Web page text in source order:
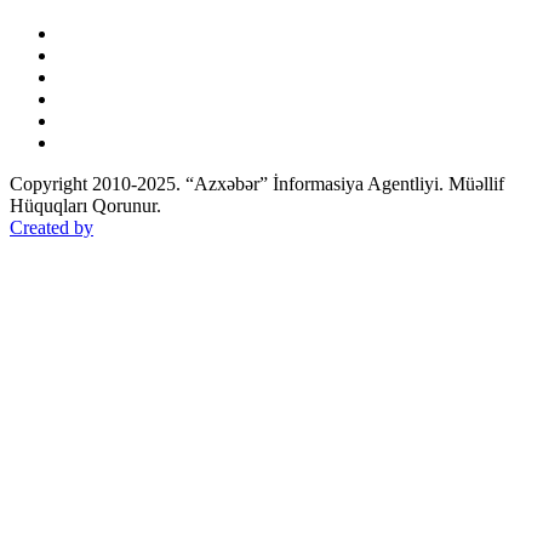
Copyright 2010-2025. “Azxəbər” İnformasiya Agentliyi. Müəllif
Hüquqları Qorunur.
Created by